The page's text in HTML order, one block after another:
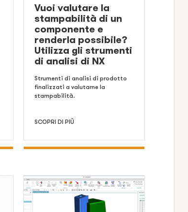
Vuoi valutare la
stampabilità di un
componente e
renderla possibile?
Utilizza gli strumenti
di analisi di NX
Strumenti di analisi di prodotto
finalizzati a valutarne la
stampabilità.
SCOPRI DI PIÙ